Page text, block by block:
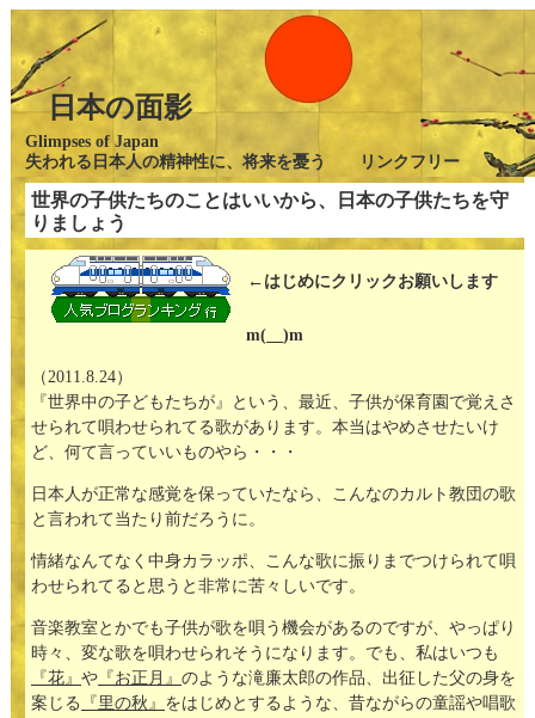
日本の面影
Glimpses of Japan
失われる日本人の精神性に、将来を憂う リンクフリー
世界の子供たちのことはいいから、日本の子供たちを守
りましょう
←はじめにクリックお願いします
m(__)m
（2011.8.24）
『世界中の子どもたちが』という、最近、子供が保育園で覚えさ
せられて唄わせられてる歌があります。本当はやめさせたいけ
ど、何て言っていいものやら・・・
日本人が正常な感覚を保っていたなら、こんなのカルト教団の歌
と言われて当たり前だろうに。
情緒なんてなく中身カラッポ、こんな歌に振りまでつけられて唄
わせられてると思うと非常に苦々しいです。
音楽教室とかでも子供が歌を唄う機会があるのですが、やっぱり
時々、変な歌を唄わせられそうになります。でも、私はいつも
『花』 や 『お正月』 のような滝廉太郎の作品、出征した父の身を
案じる
『里の秋』 をはじめとするような、昔ながらの童謡や唱歌